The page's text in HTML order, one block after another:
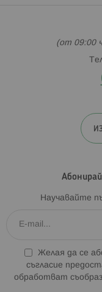
(от 09:00
Научавайте
Желая да се
съгласие
обработват